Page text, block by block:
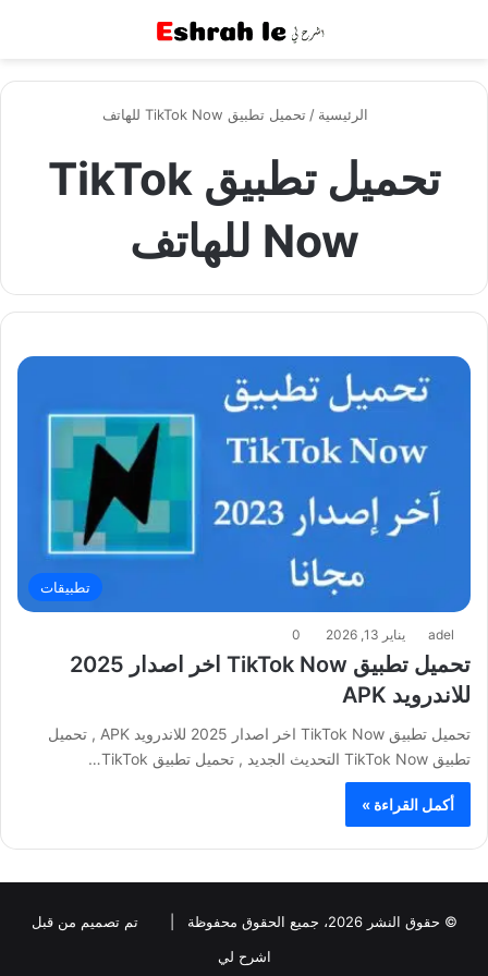
الرئيسية / تحميل تطبيق TikTok Now للهاتف
تحميل تطبيق TikTok
Now للهاتف
تطبيقات
adel يناير 13, 2026 0
تحميل تطبيق TikTok Now اخر اصدار 2025
للاندرويد APK
تحميل تطبيق TikTok Now اخر اصدار 2025 للاندرويد APK , تحميل
تطبيق TikTok Now التحديث الجديد , تحميل تطبيق TikTok…
أكمل القراءة »
© حقوق النشر 2026، جميع الحقوق محفوظة |
تم تصميم من قبل
اشرح لي